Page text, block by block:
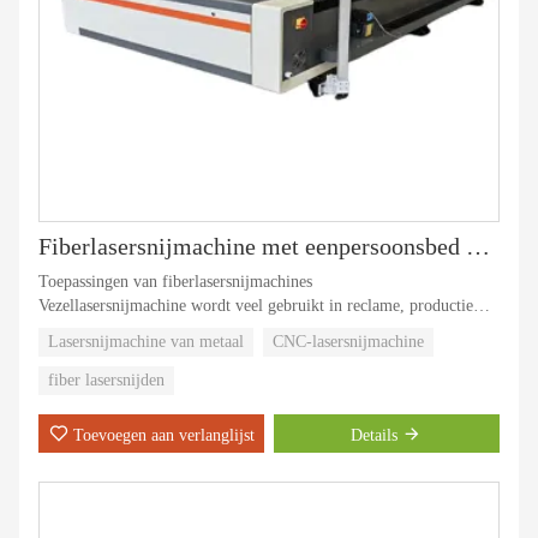
Fiberlasersnijmachine met eenpersoonsbed 1530
Toepassingen van fiberlasersnijmachines
Vezellasersnijmachine wordt veel gebruikt in reclame, productie
textielmachines, keukenapparatuur, auto's, machines, liften,
elektrische accessoires, veerspiraalstukken, metrolijnonderdelen en
Lasersnijmachine van metaal CNC-lasersnijmachine
fiber lasersnijden
Toevoegen aan verlanglijst Details